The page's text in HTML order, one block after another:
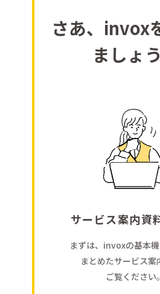
さあ、invox
ましょう
サービス案内資
まずは、invoxの基本
まとめたサービス案
ご覧ください。